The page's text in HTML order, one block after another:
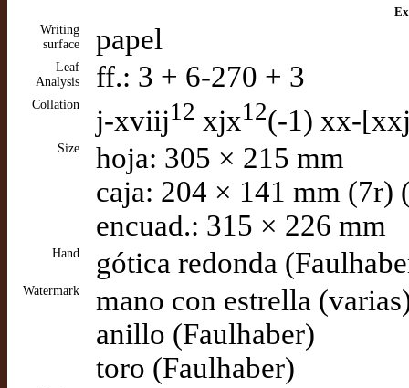
Writing
surface
papel
Leaf
Analysis
ff.: 3 + 6-270 + 3
Collation j-xviij12 xjx12(-1) xx-
Size
hoja: 305 × 215 mm
caja: 204 × 141 mm (7r)
encuad.: 315 × 226 mm
Hand gótica redonda
Watermark
mano con estrella
anillo (Faulhaber)
toro (Faulhaber)